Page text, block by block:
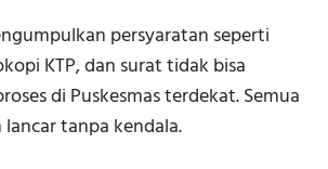
persyaratan seperti
KTP, dan surat tidak bisa
di Puskesmas terdekat. Semua
tanpa kendala.